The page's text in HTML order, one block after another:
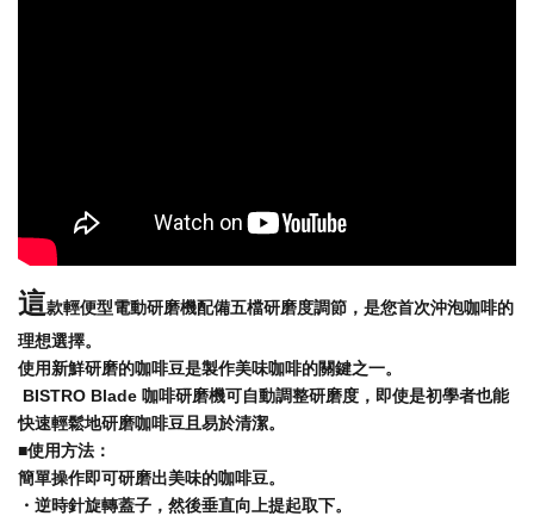
這款輕便型電動研磨機配備五檔研磨度調節，是您首次沖泡咖啡的
理想選擇。
使用新鮮研磨的咖啡豆是製作美味咖啡的關鍵之一。
BISTRO Blade 咖啡研磨機可自動調整研磨度，即使是初學者也能
快速輕鬆地研磨咖啡豆且易於清潔。
■使用方法：
簡單操作即可研磨出美味的咖啡豆。
・逆時針旋轉蓋子，然後垂直向上提起取下。